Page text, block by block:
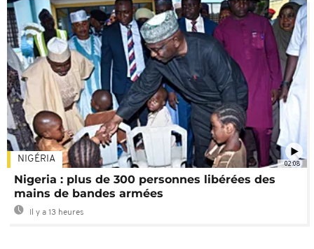
02:08
NIGÉRIA
Nigeria : plus de 300 personnes libérées des
mains de bandes armées
Il y a 13 heures